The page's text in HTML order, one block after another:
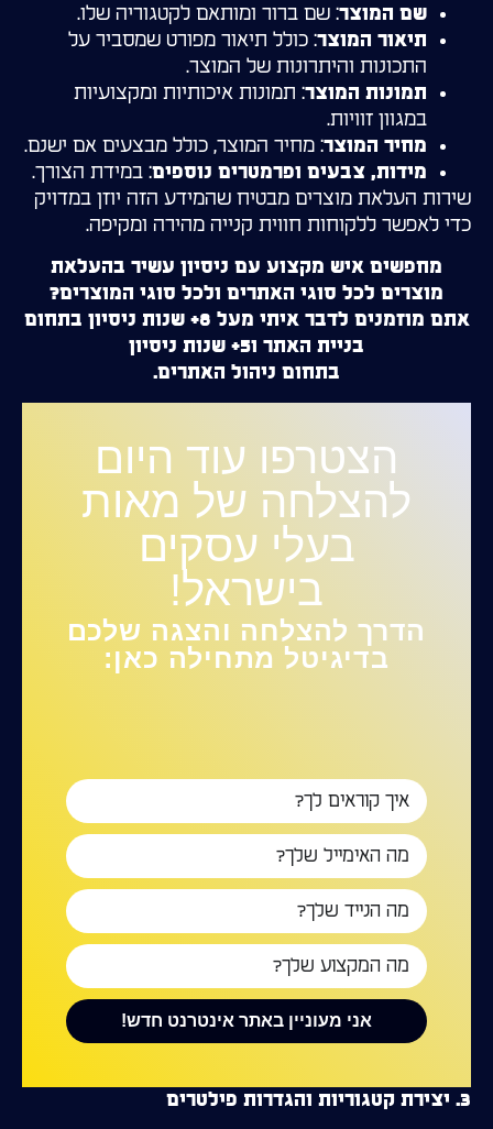
שם המוצר: שם ברור ומותאם לקטגוריה שלו.
תיאור המוצר: כולל תיאור מפורט שמסביר על
התכונות והיתרונות של המוצר.
תמונות המוצר: תמונות איכותיות ומקצועיות
במגוון זוויות.
מחיר המוצר: מחיר המוצר, כולל מבצעים אם ישנם.
מידות, צבעים ופרמטרים נוספים: במידת הצורך.
שירות העלאת מוצרים מבטיח שהמידע הזה יוזן במדויק
כדי לאפשר ללקוחות חווית קנייה מהירה ומקיפה.
מחפשים איש מקצוע עם ניסיון עשיר בהעלאת
מוצרים לכל סוגי האתרים ולכל סוגי המוצרים?
אתם מוזמנים לדבר איתי מעל 8+ שנות ניסיון בתחום
בניית האתר ו5+ שנות ניסיון
בתחום ניהול האתרים.
הצטרפו עוד היום
להצלחה של מאות
בעלי עסקים
בישראל!
הדרך להצלחה והצגה שלכם
בדיגיטל מתחילה כאן:
אני מעוניין באתר אינטרנט חדש!
3. יצירת קטגוריות והגדרות פילטרים